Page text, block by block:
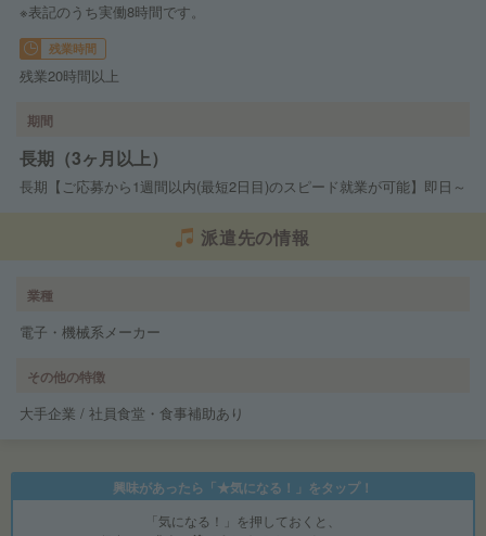
※表記のうち実働8時間です。
残業時間
残業20時間以上
期間
長期（3ヶ月以上）
長期【ご応募から1週間以内(最短2日目)のスピード就業が可能】即日～
派遣先の情報
業種
電子・機械系メーカー
その他の特徴
大手企業 / 社員食堂・食事補助あり
興味があったら「★気になる！」をタップ！
「気になる！」を押しておくと、